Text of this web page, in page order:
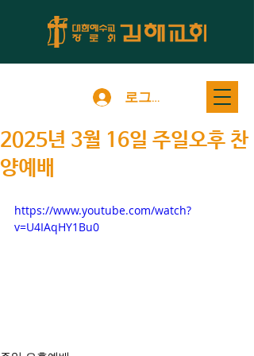
로그인
2025년 3월 16일 주일오후 찬
양예배
https://www.youtube.com/watch?
v=U4IAqHY1Bu0